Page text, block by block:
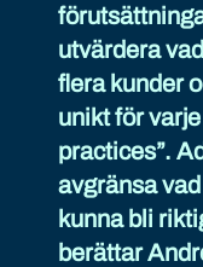
utvärdera
flera kunder
unikt för
practices”.
avgränsa
kunna bli
berättar